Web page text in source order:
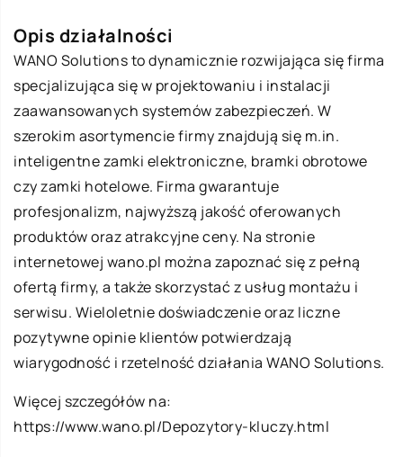
Opis działalności
WANO Solutions to dynamicznie rozwijająca się firma
specjalizująca się w projektowaniu i instalacji
zaawansowanych systemów zabezpieczeń. W
szerokim asortymencie firmy znajdują się m.in.
inteligentne zamki elektroniczne, bramki obrotowe
czy zamki hotelowe. Firma gwarantuje
profesjonalizm, najwyższą jakość oferowanych
produktów oraz atrakcyjne ceny. Na stronie
internetowej wano.pl można zapoznać się z pełną
ofertą firmy, a także skorzystać z usług montażu i
serwisu. Wieloletnie doświadczenie oraz liczne
pozytywne opinie klientów potwierdzają
wiarygodność i rzetelność działania WANO Solutions.
Więcej szczegółów na:
https://www.wano.pl/Depozytory-kluczy.html